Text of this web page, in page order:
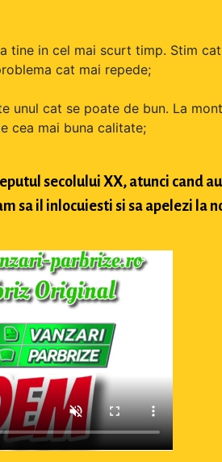
tine in cel mai scurt timp. Stim
cat mai repede;
unul cat se poate de bun. La
cea mai buna calitate;
secolului XX, atunci cand
sa il inlocuiesti si sa apelezi la